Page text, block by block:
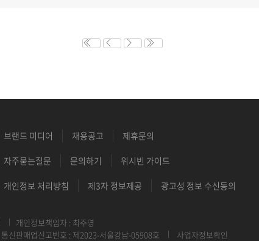
브랜드 미디어 채용공고 제휴문의
자주묻는질문 문의하기 위시빈 가이드
개인정보 처리방침 제3자 정보제공 광고성 정보 수신동의
개인정보책임자 : 최주영
통신판매업신고번호 : 제2023-서울강남-05908호 사업자정보확인